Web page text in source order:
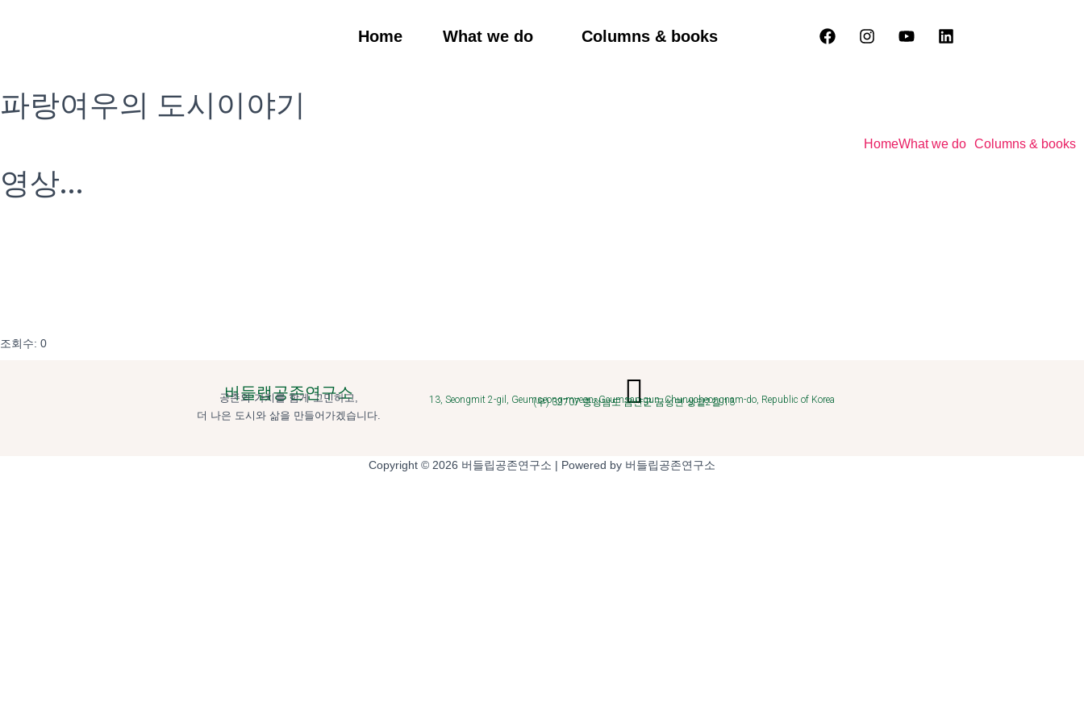
Home What we do Columns & books
파랑여우의 도시이야기
HomeWhat we do Columns & books
영상...
조회수: 0
버들랩공존연구소
공존의 가치를 함게 고민하고,
더 나은 도시와 삶을 만들어가겠습니다.
(우) 32707 충청남도 금산군 금성면 성밑2길 13
13, Seongmit 2-gil, Geumseong-myeon, Geumsan-gun, Chungcheongnam-do, Republic of Korea
Copyright © 2026 버들립공존연구소 | Powered by 버들립공존연구소